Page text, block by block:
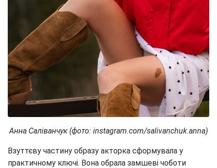
Анна Саліванчук (фото: instagram.com/salivanchuk.anna)
Взуттєву частину образу акторка сформувала у
практичному ключі. Вона обрала замшеві чоботи